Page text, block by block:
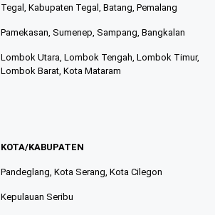
Tegal, Kabupaten Tegal, Batang, Pemalang
Pamekasan, Sumenep, Sampang, Bangkalan
Lombok Utara, Lombok Tengah, Lombok Timur,
Lombok Barat, Kota Mataram
KOTA/KABUPATEN
Pandeglang, Kota Serang, Kota Cilegon
Kepulauan Seribu